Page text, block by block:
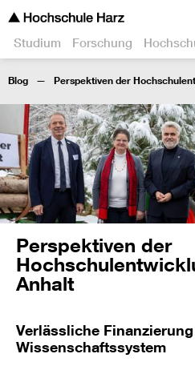
Studium Forschung
Blog Perspektiven der
Perspektiven der
Anhalt
Verlässliche
Wissenschaftssystem